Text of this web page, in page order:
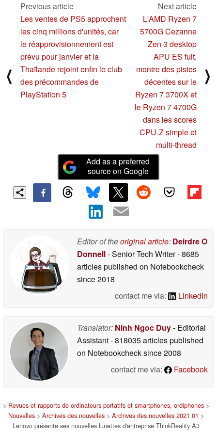
⟨
Previous article
Les ventes de PS5 approchent
les cinq millions d'unités, car
le réapprovisionnement est
prévu pour janvier et la
Thaïlande rejoint enfin le club
des précommandes de
PlayStation 5
Next article
L'AMD Ryzen 7
5700G Cezanne
Zen 3 desktop
APU ES fuit,
montre des pistes
décentes sur le
Ryzen 7 3700X et
le Ryzen 7 4700G
dans les scores
CPU-Z simple et
multi-thread
⟩
Add as a preferred
source on Google
Editor of theoriginal article: Deirdre O
Donnell- Senior Tech Writer- 8685
articles published on Notebookcheck
since 2018
contact me via:
LinkedIn
Translator: Ninh Ngoc Duy- Editorial
Assistant- 818035 articles published
on Notebookchecksince 2008
contact me via:
Facebook
> Revues et rapports de ordinateurs portatifs et smartphones, ordiphones >
Nouvelles > Archives des nouvelles > Archives des nouvelles 2021 01 >
Lenovo présente ses nouvelles lunettes d'entreprise ThinkReality A3